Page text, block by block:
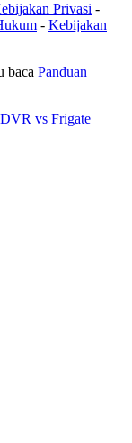
Privasi -
- Kebijakan
baca Panduan
vs Frigate